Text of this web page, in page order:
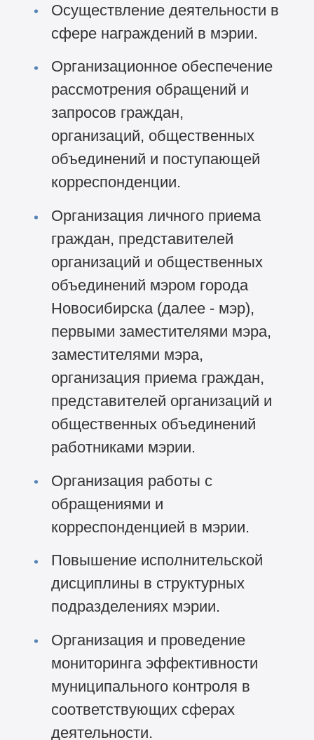
Осуществление деятельности в
сфере награждений в мэрии.
Организационное обеспечение
рассмотрения обращений и
запросов граждан,
организаций, общественных
объединений и поступающей
корреспонденции.
Организация личного приема
граждан, представителей
организаций и общественных
объединений мэром города
Новосибирска (далее - мэр),
первыми заместителями мэра,
заместителями мэра,
организация приема граждан,
представителей организаций и
общественных объединений
работниками мэрии.
Организация работы с
обращениями и
корреспонденцией в мэрии.
Повышение исполнительской
дисциплины в структурных
подразделениях мэрии.
Организация и проведение
мониторинга эффективности
муниципального контроля в
соответствующих сферах
деятельности.